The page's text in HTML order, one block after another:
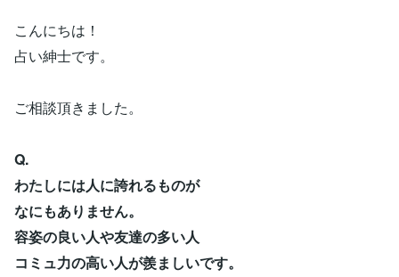
こんにちは！
占い紳士です。
ご相談頂きました。
Q.
わたしには人に誇れるものが
なにもありません。
容姿の良い人や友達の多い人
コミュ力の高い人が羨ましいです。